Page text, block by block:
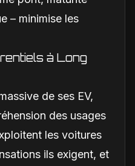
– minimise les
à Long
de ses EV,
des usages
les voitures
ils exigent, et